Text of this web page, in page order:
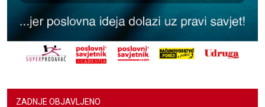
ZADNJE OBJAVLJENO